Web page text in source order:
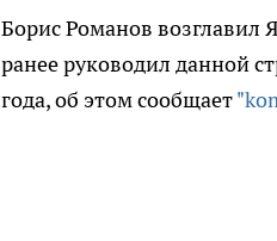
Борис Романов возглавил
ранее руководил данной
года, об этом сообщает